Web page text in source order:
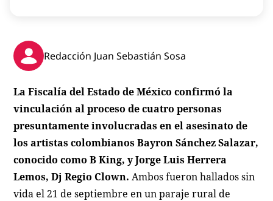
Redacción Juan Sebastián Sosa
La Fiscalía del Estado de México confirmó la
vinculación al proceso de cuatro personas
presuntamente involucradas en el asesinato de
los artistas colombianos Bayron Sánchez Salazar,
conocido como B King, y Jorge Luis Herrera
Lemos, Dj Regio Clown. Ambos fueron hallados sin
vida el 21 de septiembre en un paraje rural de